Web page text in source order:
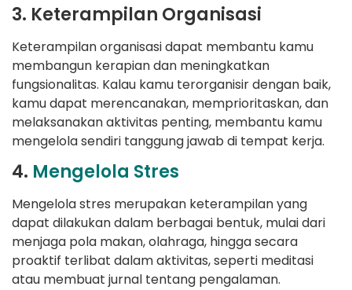
3. Keterampilan Organisasi
Keterampilan organisasi dapat membantu kamu
membangun kerapian dan meningkatkan
fungsionalitas. Kalau kamu terorganisir dengan baik,
kamu dapat merencanakan, memprioritaskan, dan
melaksanakan aktivitas penting, membantu kamu
mengelola sendiri tanggung jawab di tempat kerja.
4. Mengelola Stres
Mengelola stres merupakan keterampilan yang
dapat dilakukan dalam berbagai bentuk, mulai dari
menjaga pola makan, olahraga, hingga secara
proaktif terlibat dalam aktivitas, seperti meditasi
atau membuat jurnal tentang pengalaman.